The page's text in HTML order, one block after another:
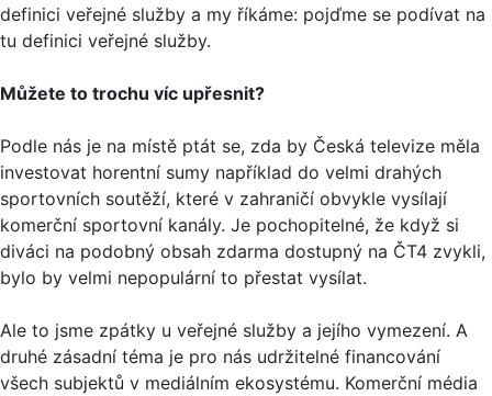
definici veřejné služby a my říkáme: pojďme se podívat na
tu definici veřejné služby.
Můžete to trochu víc upřesnit?
Podle nás je na místě ptát se, zda by Česká televize měla
investovat horentní sumy například do velmi drahých
sportovních soutěží, které v zahraničí obvykle vysílají
komerční sportovní kanály. Je pochopitelné, že když si
diváci na podobný obsah zdarma dostupný na ČT4 zvykli,
bylo by velmi nepopulární to přestat vysílat.
Ale to jsme zpátky u veřejné služby a jejího vymezení. A
druhé zásadní téma je pro nás udržitelné financování
všech subjektů v mediálním ekosystému. Komerční média